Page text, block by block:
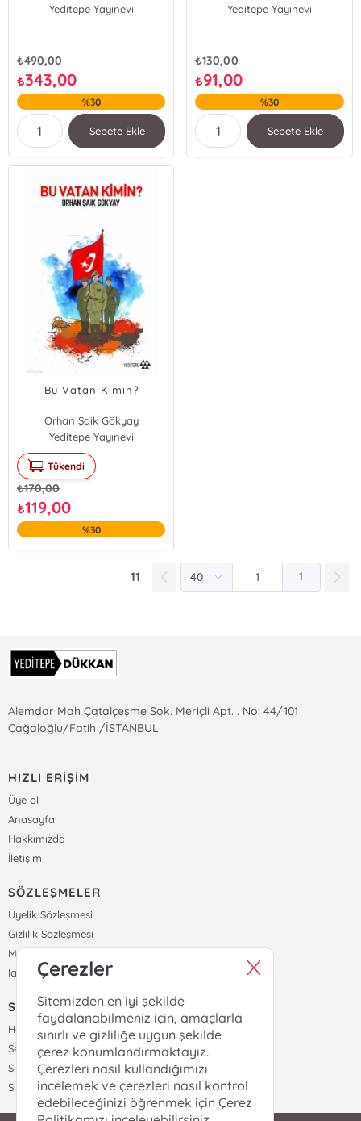
Yeditepe Yayınevi
₺490,00
₺343,00
%30
Sepete Ekle
Yeditepe Yayınevi
₺130,00
₺91,00
%30
Sepete Ekle
Bu Vatan Kimin?
Orhan Şaik Gökyay
Yeditepe Yayınevi
Tükendi
₺170,00
₺119,00
%30
11 1
Alemdar Mah Çatalçeşme Sok. Meriçli Apt. . No: 44/101
Cağaloğlu/Fatih /İSTANBUL
HIZLI ERİŞİM
Üye ol
Anasayfa
Hakkımızda
İletişim
SÖZLEŞMELER
Üyelik Sözleşmesi
Gizlilik Sözleşmesi
Mesafeli Satış Sözleşmesi
İade ve Teslimat Koşulları
SİPARİŞ
Hesabım
Sepetim
Siparişlerim
Sipariş Takip
Çerezler
Sitemizden en iyi şekilde
faydalanabilmeniz için, amaçlarla
sınırlı ve gizliliğe uygun şekilde
çerez konumlandırmaktayız.
Çerezleri nasıl kullandığımızı
incelemek ve çerezleri nasıl kontrol
edebileceğinizi öğrenmek için Çerez